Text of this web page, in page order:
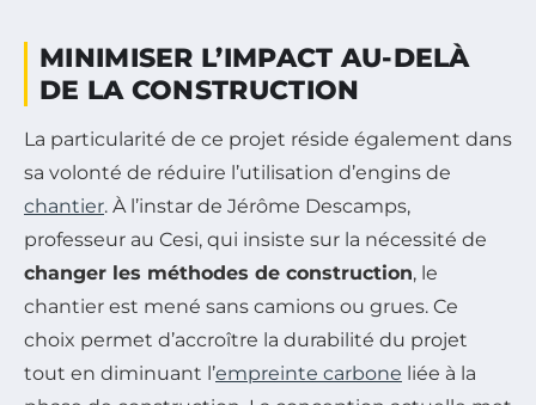
MINIMISER L’IMPACT AU-DELÀ
DE LA CONSTRUCTION
La particularité de ce projet réside également dans
sa volonté de réduire l’utilisation d’engins de
chantier. À l’instar de Jérôme Descamps,
professeur au Cesi, qui insiste sur la nécessité de
changer les méthodes de construction, le
chantier est mené sans camions ou grues. Ce
choix permet d’accroître la durabilité du projet
tout en diminuant l’empreinte carbone liée à la